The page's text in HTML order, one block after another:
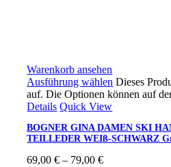
Warenkorb ansehen
Ausführung wählen Dieses
auf. Die Optionen können auf
Details Quick View
BOGNER GINA DAMEN SKI
TEILLEDER WEIß-SCHWARZ
69,00€ – 79,00€